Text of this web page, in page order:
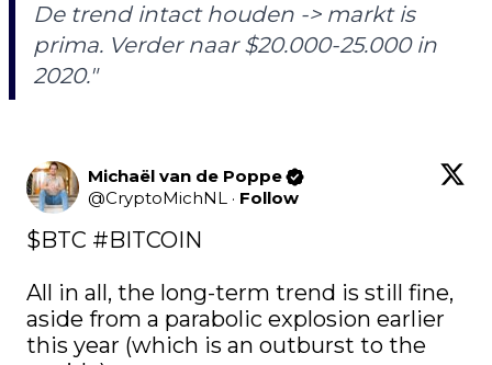
De trend intact houden -> markt is
prima. Verder naar $20.000-25.000 in
2020."
Michaël van de Poppe
@CryptoMichNL · Follow
$BTC #BITCOIN
All in all, the long-term trend is still fine,
aside from a parabolic explosion earlier
this year (which is an outburst to the